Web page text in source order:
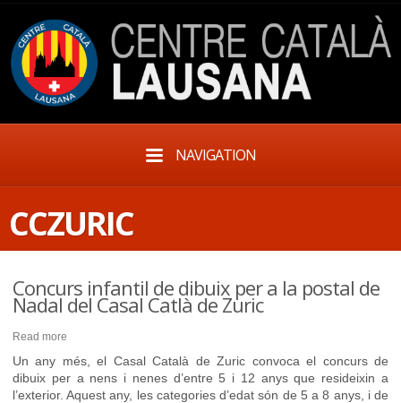
NAVIGATION
CCZURIC
Concurs infantil de dibuix per a la postal de
Nadal del Casal Catlà de Zuric
Read more
Un any més, el Casal Català de Zuric convoca el concurs de
dibuix per a nens i nenes d’entre 5 i 12 anys que resideixin a
l’exterior. Aquest any, les categories d’edat són de 5 a 8 anys, i de